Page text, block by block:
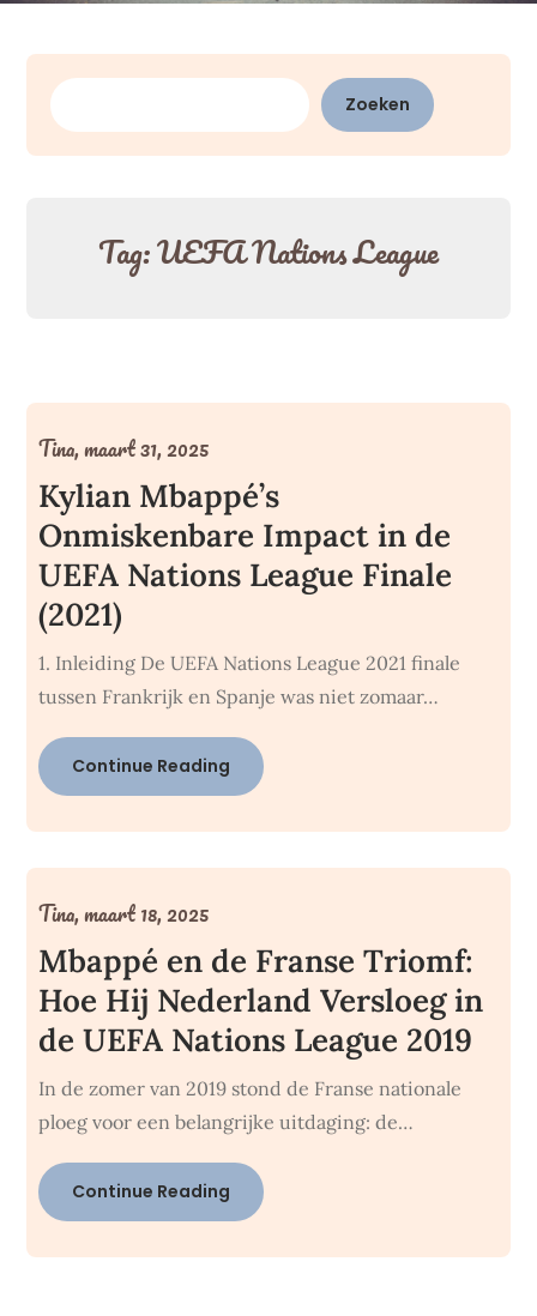
Zoeken
Zoeken
Tag:UEFA Nations League
Kylian Mbappé’s
Onmiskenbare Impact in de
UEFA Nations League Finale
(2021)
Tina,maart 31, 2025
1. Inleiding De UEFA Nations League 2021 finale
tussen Frankrijk en Spanje was niet zomaar…
Continue Reading
Mbappé en de Franse Triomf:
Hoe Hij Nederland Versloeg in
de UEFA Nations League 2019
Tina,maart 18, 2025
In de zomer van 2019 stond de Franse nationale
ploeg voor een belangrijke uitdaging: de…
Continue Reading